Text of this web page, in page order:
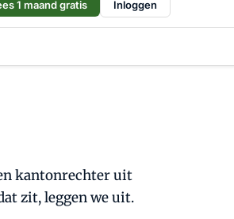
1 maand gratis Inloggen
kantonrechter uit
zit, leggen we uit.